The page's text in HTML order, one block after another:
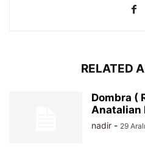
RELATED
Dombra (
Anatalian
nadir - 29